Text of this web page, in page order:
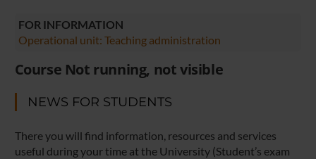
FOR INFORMATION
Operational unit: Teaching administration
Course Not running, not visible
NEWS FOR STUDENTS
There you will find information, resources and services
useful during your time at the University (Student’s exam